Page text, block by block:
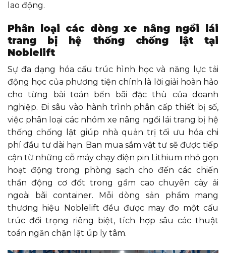
lao động.
Phân loại các dòng xe nâng ngồi lái
trang bị hệ thống chống lật tại
Noblelift
Sự đa dạng hóa cấu trúc hình học và năng lực tải
động học của phương tiện chính là lời giải hoàn hảo
cho từng bài toán bến bãi đặc thù của doanh
nghiệp. Đi sâu vào hành trình phân cấp thiết bị số,
việc phân loại các nhóm xe nâng ngồi lái trang bị hệ
thống chống lật giúp nhà quản trị tối ưu hóa chi
phí đầu tư dài hạn. Ban mua sắm vật tư sẽ được tiếp
cận từ những cỗ máy chạy điện pin Lithium nhỏ gọn
hoạt động trong phòng sạch cho đến các chiến
thần động cơ đốt trong gầm cao chuyên cày ải
ngoài bãi container. Mỗi dòng sản phẩm mang
thương hiệu Noblelift đều được may đo một cấu
trúc đối trọng riêng biệt, tích hợp sâu các thuật
toán ngăn chặn lật úp ly tâm.